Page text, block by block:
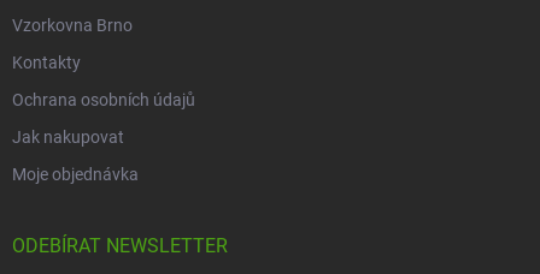
Vzorkovna Brno
Kontakty
Ochrana osobních údajů
Jak nakupovat
Moje objednávka
ODEBÍRAT NEWSLETTER